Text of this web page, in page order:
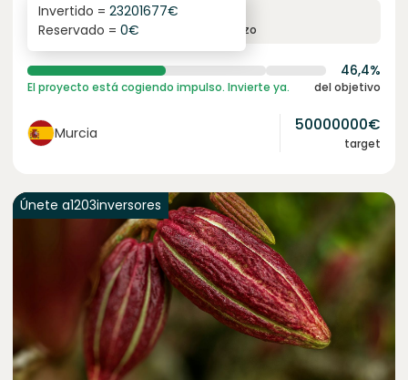
6.3%
interés anual plazo
Invertido = 23201677€
Reservado = 0€
46,4%
El proyecto está cogiendo impulso. Invierte ya. del objetivo
Murcia 50000000€
target
Únete a1203inversores